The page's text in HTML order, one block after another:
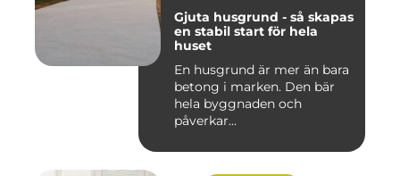
Gjuta husgrund - så skapas
en stabil start för hela
huset
En husgrund är mer än bara
betong i marken. Den bär
hela byggnaden och
påverkar...